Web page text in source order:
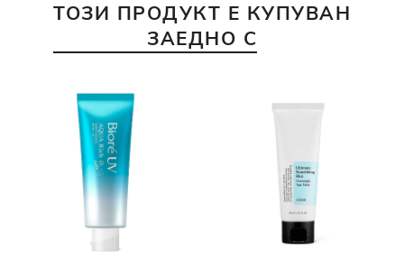
ТОЗИ ПРОДУКТ Е КУПУВАН
ЗАЕДНО С